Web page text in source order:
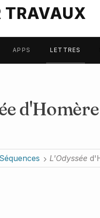
TRAVAUX
APPS LETTRES
d'Homère
Séquences L'Odyssée